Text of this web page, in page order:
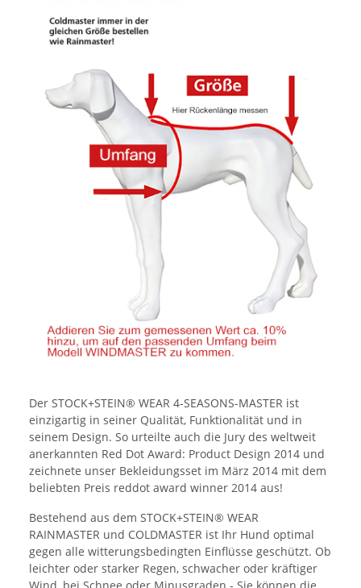
Der STOCK+STEIN® WEAR 4-SEASONS-MASTER ist
einzigartig in seiner Qualität, Funktionalität und in
seinem Design. So urteilte auch die Jury des weltweit
anerkannten Red Dot Award: Product Design 2014 und
zeichnete unser Bekleidungsset im März 2014 mit dem
beliebten Preis reddot award winner 2014 aus!
Bestehend aus dem STOCK+STEIN® WEAR
RAINMASTER und COLDMASTER ist Ihr Hund optimal
gegen alle witterungsbedingten Einflüsse geschützt. Ob
leichter oder starker Regen, schwacher oder kräftiger